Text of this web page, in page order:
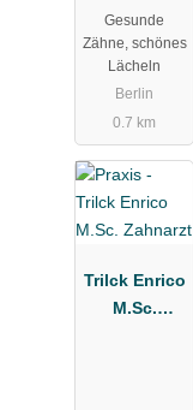
Zahnarzt in
Berlin
Gesunde
Zähne, schönes
Lächeln
Berlin
0.7 km
Trilck Enrico
M.Sc.